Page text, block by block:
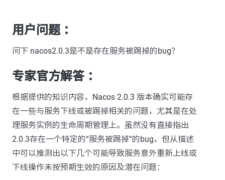
用户问题 ：
问下 nacos2.0.3是不是存在服务被踢掉的bug？
专家官方解答 ：
根据提供的知识内容，Nacos 2.0.3 版本确实可能存
在一些与服务下线或被踢掉相关的问题，尤其是在处
理服务实例的生命周期管理上。虽然没有直接指出
2.0.3存在一个特定的“服务被踢掉”的bug，但从描述
中可以推测出以下几个可能导致服务意外重新上线或
下线操作未按预期生效的原因及潜在问题：